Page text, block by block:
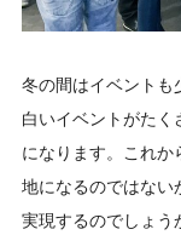
冬の間はイベントも
白いイベントがた
になります。これ
地になるのではない
実現するのでしょう